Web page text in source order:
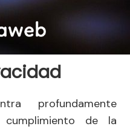
profundamente
de la